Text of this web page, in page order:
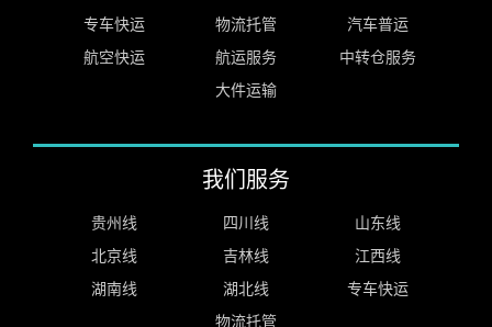
专车快运 物流托管
汽车普运
航空快运
航运服务
中转仓服务
大件运输
我们服务
贵州线 四川线
山东线
北京线
吉林线
江西线
湖南线
湖北线
专车快运
物流托管